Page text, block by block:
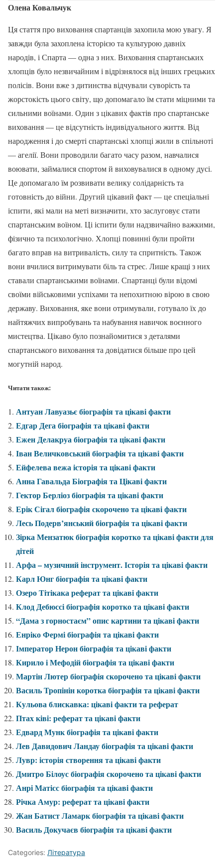
Олена Ковальчук
Ця стаття про виховання спартанців захопила мою увагу. Я
завжди була захоплена історією та культурою давніх
народів, і Спарта — одна з них. Виховання спартанських
хлопців було незвичайним і відрізнялося від інших грецьких
полісів. Вони вже з дитинства відчували суворість та
жорстокість цього світу, що допомагало їм стати міцними та
сильними воїнами. Один з цікавих фактів про спартанське
виховання — це відсутність індивідуального життя. Від
народження і до смерті спартанські хлопці жили в спільноті
— агелії. Вони проводили багато часу разом, навчалися
воювати, займалися спортом й виховувалися в одному дусі.
Це допомагало їм розвивати велику солідарність та
готовність до війни. Другий цікавий факт — це спеціальні
іспити, які мали на меті визначити, хто заслуговує стати
спартанським воїном. Ці іспити були надзвичайно важкими,
фізично та психологічно. Хлопці повинні були пройти
багато вправ на витривалість, силу та спритність. Також
вони вчилися витримувати біль та стрес. Лише кращі з них
ставали спартанськими воїнами. Спартанці були відомі
своїми військовими успіхами та непохитною вірою в свою
державу. Виховання, яке вони отримували, готувало їх до
найтяжчих випробувань та набування навичок воєнного
мистецтва. Цікаво було познайомитися з деталями
спартанського виховання та довідатися більше про цей
могутній народ.
Читати також:
Антуан Лавуазьє біографія та цікаві факти
Едгар Дега біографія та цікаві факти
Ежен Делакруа біографія та цікаві факти
Іван Величковський біографія та цікаві факти
Ейфелева вежа історія та цікаві факти
Анна Гавальда Біографія та Цікаві факти
Гектор Берліоз біографія та цікаві факти
Ерік Сігал біографія скорочено та цікаві факти
Лесь Подерв’янський біографія та цікаві факти
Зірка Мензатюк біографія коротко та цікаві факти для
дітей
Арфа – музичний інструмент. Історія та цікаві факти
Карл Юнг біографія та цікаві факти
Озеро Тітікака реферат та цікаві факти
Клод Дебюссі біографія коротко та цікаві факти
“Дама з горностаєм” опис картини та цікаві факти
Енріко Фермі біографія та цікаві факти
Імператор Нерон біографія та цікаві факти
Кирило і Мефодій біографія та цікаві факти
Мартін Лютер біографія скорочено та цікаві факти
Василь Тропінін коротка біографія та цікаві факти
Кульова блискавка: цікаві факти та реферат
Птах ківі: реферат та цікаві факти
Едвард Мунк біографія та цікаві факти
Лев Давидович Ландау біографія та цікаві факти
Лувр: історія створення та цікаві факти
Дмитро Білоус біографія скорочено та цікаві факти
Анрі Матісс біографія та цікаві факти
Річка Амур: реферат та цікаві факти
Жан Батист Ламарк біографія та цікаві факти
Василь Докучаєв біографія та цікаві факти
Categories: Література